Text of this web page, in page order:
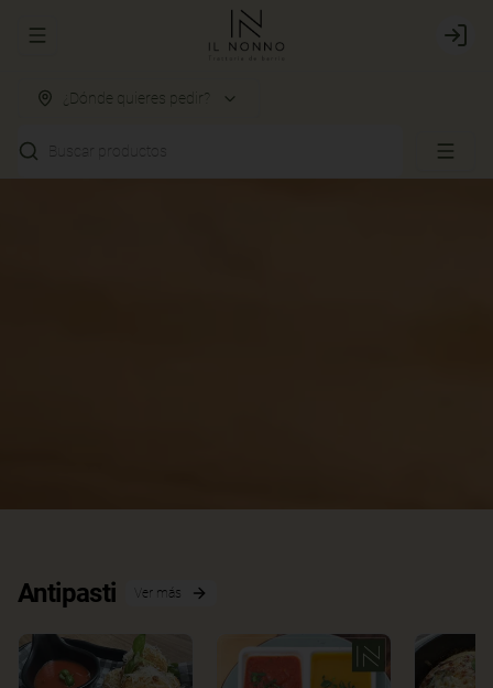
Abrir menu de navegación Login
¿Dónde quieres pedir?
Buscar productos
Antipasti Ver más